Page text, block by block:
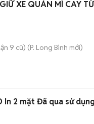
XE QUÁN MÌ CAY
9 cũ) (P. Long Bình mới)
In 2 mặt Đã qua sử dụng